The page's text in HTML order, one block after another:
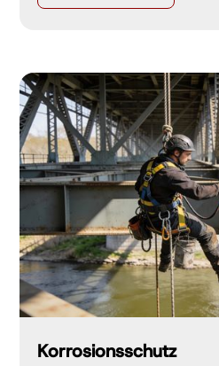
Korrosionsschutz